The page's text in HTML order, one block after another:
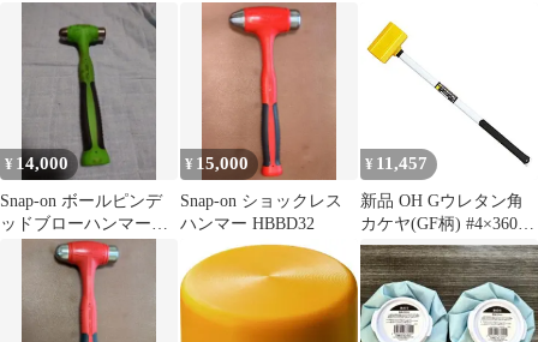
ョックレスハンマー
4977292132442 藤原産
業 大工道具 作業工具
カナヅチ 衝撃吸収【沖
縄離島販売不可】
用スモールローラーセ
ット１５０ｍｍ
¥ 14,000
Snap-on ボールピンデ
ッドブローハンマー
HBBD24
¥ 15,000
Snap-on ショックレス
ハンマー HBBD32
¥ 11,457
新品 OH Gウレタン角
カケヤ(GF柄) #4×360
PXUK-04SG